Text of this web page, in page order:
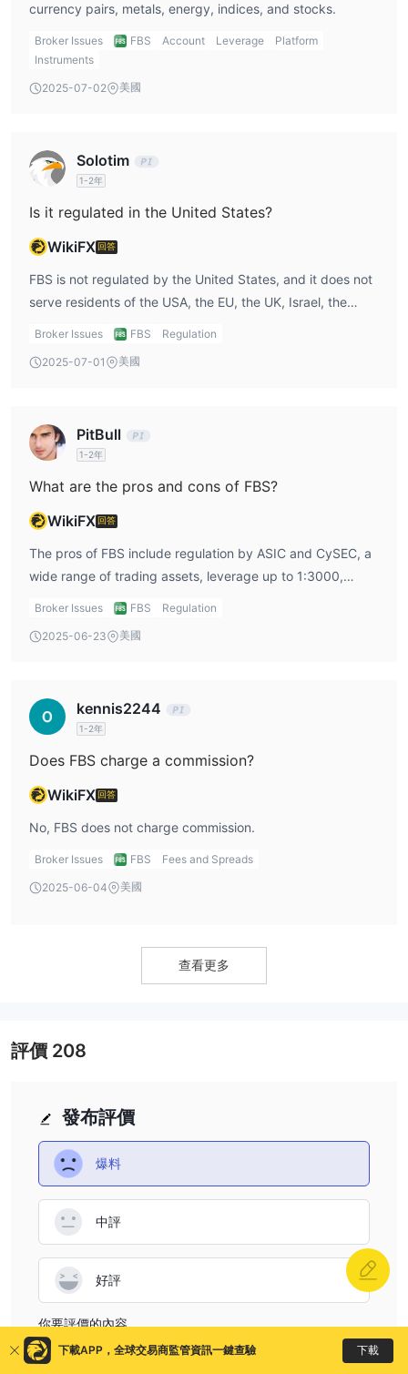
currency pairs, metals, energy, indices, and stocks.
Broker Issues FBS Account Leverage
Platform
Instruments
2025-07-02 美國
Solotim
1-2年
Is it regulated in the United States?
WikiFX 回答
FBS is not regulated by the United States, and it does not
serve residents of the USA, the EU, the UK, Israel, the
Islamic Republic of Iran, Myanmar, etc.
Broker Issues FBS Regulation
2025-07-01 美國
PitBull
1-2年
What are the pros and cons of FBS?
WikiFX 回答
The pros of FBS include regulation by ASIC and CySEC, a
wide range of trading assets, leverage up to 1:3000,
support for MT4/MT5 platforms, low minimum deposit
but its cons include holding an offshore FSC license and
Broker Issues FBS Regulation
2025-06-23 美國
kennis2244
1-2年
Does FBS charge a commission?
WikiFX 回答
No, FBS does not charge commission.
Broker Issues FBS Fees and Spreads
2025-06-04 美國
查看更多
發布評價
爆料
中評
好評
你要評價的內容
請輸入...
評價 208
下載APP，全球交易商監管資訊一鍵查驗 下載